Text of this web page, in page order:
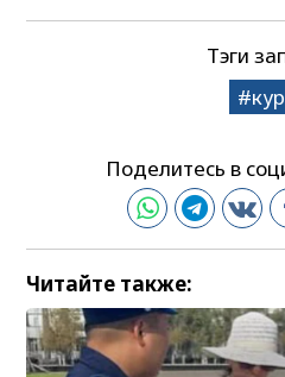
Тэги
Поделитесь в
Читайте также: